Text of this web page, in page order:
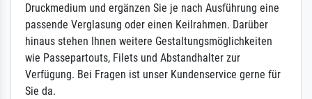
Druckmedium und ergänzen Sie je nach Ausführung eine
passende Verglasung oder einen Keilrahmen. Darüber
hinaus stehen Ihnen weitere Gestaltungsmöglichkeiten
wie Passepartouts, Filets und Abstandhalter zur
Verfügung. Bei Fragen ist unser Kundenservice gerne für
Sie da.